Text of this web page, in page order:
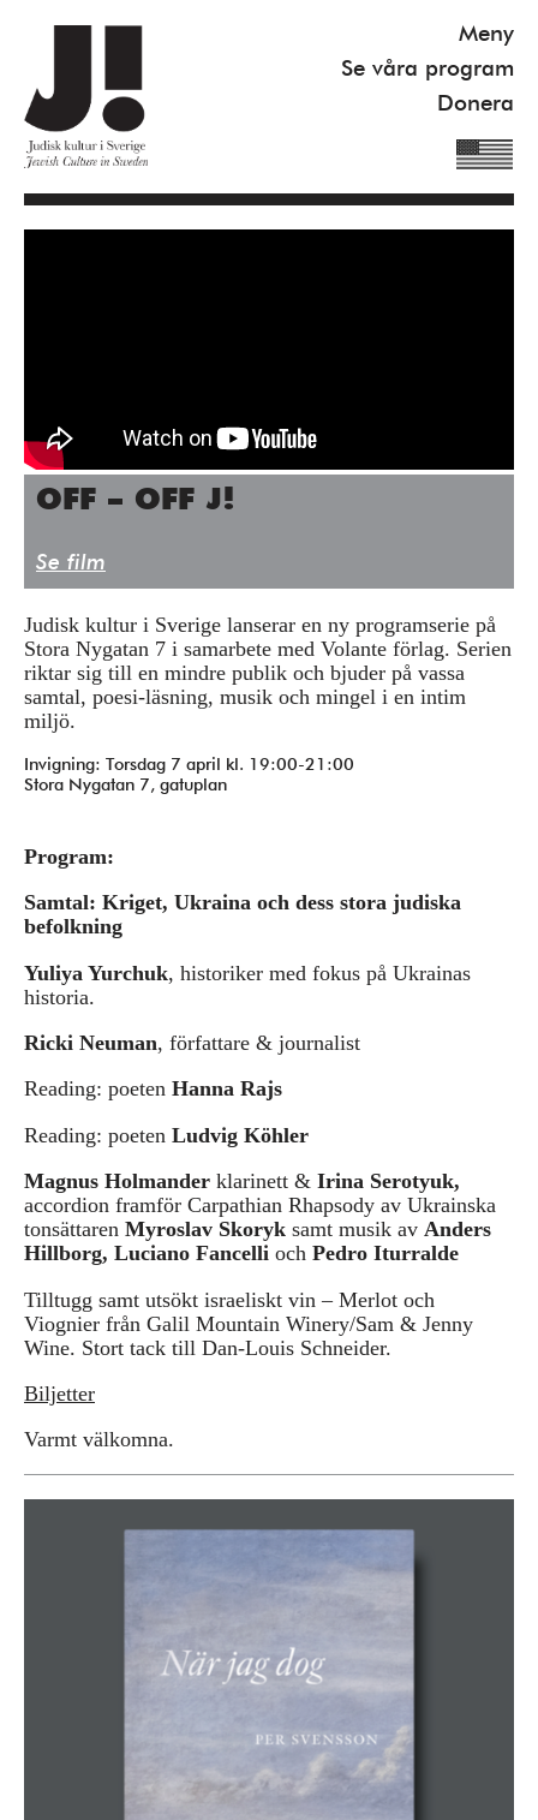
Meny
Se våra program
Donera
Gilel Storch Award
Pod
Press/Media
Deltagare
Medlemskap/Kontakt
Integritetspolicy
Donera
Fyll i din emailadress:
OFF – OFF J!
Se film
Judisk kultur i Sverige lanserar en ny programserie på
Stora Nygatan 7 i samarbete med Volante förlag. Serien
riktar sig till en mindre publik och bjuder på vassa
samtal, poesi-läsning, musik och mingel i en intim
miljö.
Invigning: Torsdag 7 april kl. 19:00-21:00
Stora Nygatan 7, gatuplan
Program:
Samtal: Kriget, Ukraina och dess stora judiska
befolkning
Yuliya Yurchuk, historiker med fokus på Ukrainas
historia.
Ricki Neuman, författare & journalist
Reading: poeten Hanna Rajs
Reading: poeten Ludvig Köhler
Magnus Holmander klarinett & Irina Serotyuk,
accordion framför Carpathian Rhapsody av Ukrainska
tonsättaren Myroslav Skoryk samt musik av Anders
Hillborg, Luciano Fancelli och Pedro Iturralde
Tilltugg samt utsökt israeliskt vin – Merlot och
Viognier från Galil Mountain Winery/Sam & Jenny
Wine. Stort tack till Dan-Louis Schneider.
Biljetter
Varmt välkomna.